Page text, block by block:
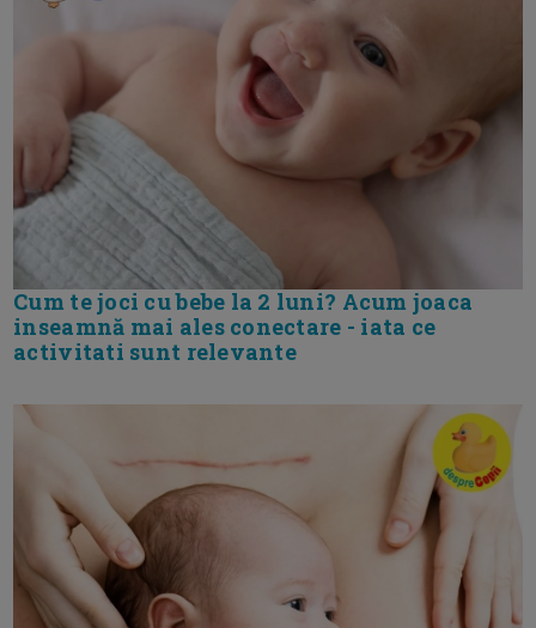
Cum te joci cu bebe la 2 luni? Acum joaca
inseamnă mai ales conectare - iata ce
activitati sunt relevante